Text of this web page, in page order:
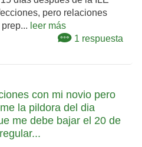
pero relaciones
leer más
1 respuesta
con mi novio pero
la pildora del dia
me debe bajar el 20 de